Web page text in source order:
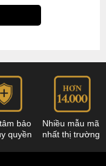
bảo
quyền
Nhiều mẫu mã
nhất thị trường